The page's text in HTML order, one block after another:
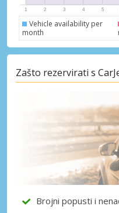
Pristupite
dobavljača
Vehicle availability per
month
Zašto rezervirati s
Brojni popusti i